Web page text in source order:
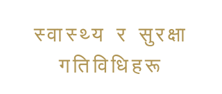
स्वास्थ्य र सुरक्षा
गतिविधिहरू